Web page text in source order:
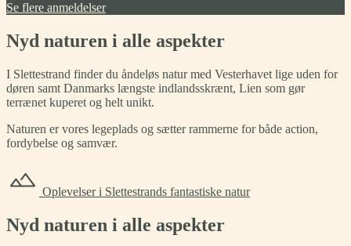
Se flere anmeldelser
Nyd naturen i alle aspekter
I Slettestrand finder du åndeløs natur med Vesterhavet lige uden for
døren samt Danmarks længste indlandsskrænt, Lien som gør
terrænet kuperet og helt unikt.
Naturen er vores legeplads og sætter rammerne for både action,
fordybelse og samvær.
Oplevelser i Slettestrands fantastiske natur
Nyd naturen i alle aspekter